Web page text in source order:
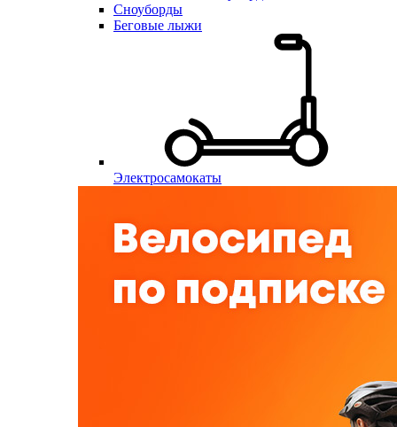
Сноуборды
Беговые лыжи
Электросамокаты